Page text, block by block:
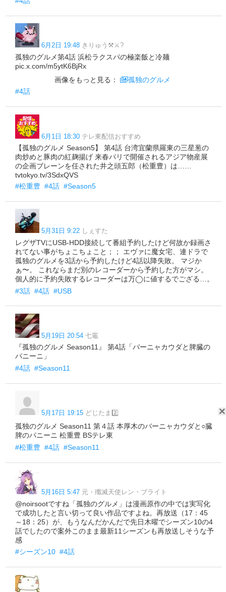
6月2日 19:48 きりゅう⚒️⚔️?
孤独のグルメ第4話 浜松ラクスパの極楽飯と冷麺
pic.x.com/m5ytK6BjRx
画像をもっと見る：
孤独のグルメ
#4話
6月1日 18:30 テレ東配信おすすめ
【孤独のグルメ Season5】 第4話 台湾宜蘭県羅東の三星葱の
肉炒めと豚肉の紅麹揚げ 来春パリで開催されるアジア物産展
の企画ブレーンを任された井之頭五郎（松重豊）は……
tvtokyo.tv/3SdxQVS
#松重豊 #4話 #Season5
5月31日 9:22 しぇすた
レグザTVにUSB-HDD接続して番組予約したけど何故か録画さ
れてない事がちょこちょこと；； エヴァに魔女宅、連ドラで
孤独のグルメを3話から予約したけど4話以降失敗。 マジか
ぁ〜。 これならまだ別のレコーダーから予約した方がマシ。
個人的に予約失敗するレコーダーは万◯に値するでござる…。
#3話 #4話 #USB
5月19日 20:54 七竈
『孤独のグルメ Season11』 第4話「バーニャカウダと脾臓の
パニーニ」
#4話 #Season11
5月17日 19:15 どじたま2️⃣
孤独のグルメ Season11 第４話 本厚木のバーニャカウダと○臓
脾のパニーニ 松重豊 BSテレ東
#松重豊 #4話 #Season11
5月16日 5:47 元・殲滅天使レン・ブライト
@noirsootですね「孤独のグルメ」は漫画原作の中では実写化
で成功したと言い切って良い作品ですよね。再放送（17：45
～18：25）が、もうなんだかんだで先日木曜でシーズン10の4
話でしたので案外このまま最新11シーズンも再放送しそうな予
感
#シーズン10 #4話